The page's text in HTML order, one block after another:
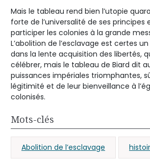
Mais le tableau rend bien l’utopie
forte de l’universalité de ses principes
participer les colonies à la grande
L’abolition de l’esclavage est certes
dans la lente acquisition des libertés,
célébrer, mais le tableau de Biard dit
puissances impériales triomphantes,
légitimité et de leur bienveillance à
colonisés.
Mots-clés
Abolition de l’esclavage